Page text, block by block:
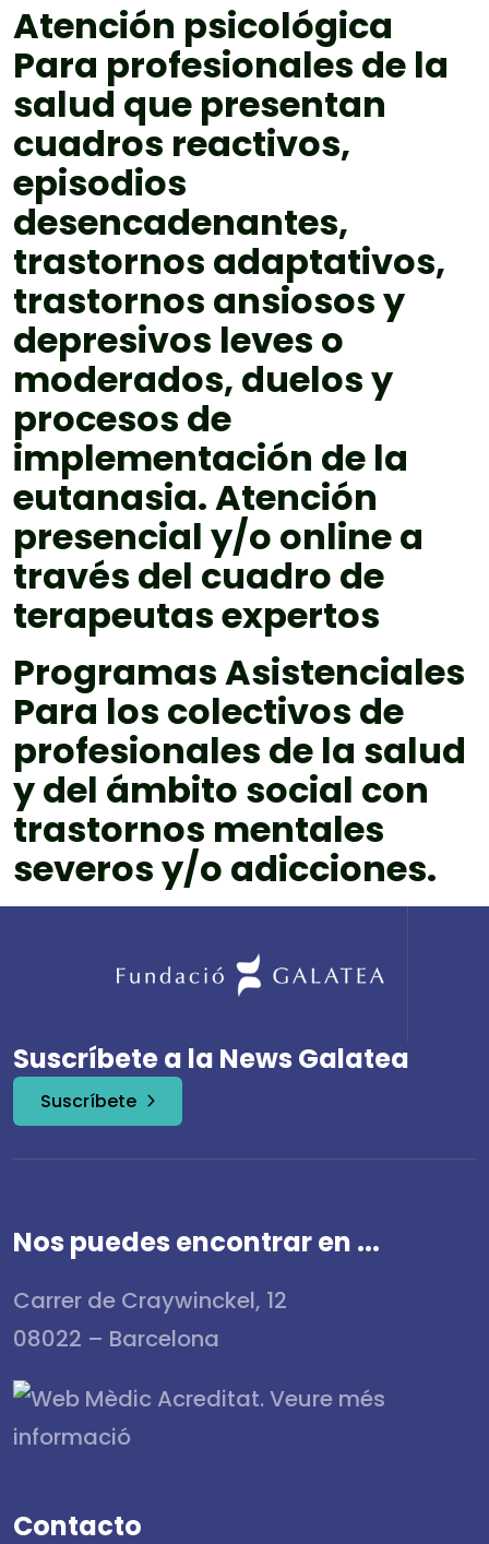
Atención psicológica
Para profesionales de la
salud que presentan
cuadros reactivos,
episodios
desencadenantes,
trastornos adaptativos,
trastornos ansiosos y
depresivos leves o
moderados, duelos y
procesos de
implementación de la
eutanasia. Atención
presencial y/o online a
través del cuadro de
terapeutas expertos
Programas Asistenciales
Para los colectivos de
profesionales de la salud
y del ámbito social con
trastornos mentales
severos y/o adicciones.
Suscríbete a la News Galatea
Suscríbete
Nos puedes encontrar en ...
Carrer de Craywinckel, 12
08022 – Barcelona
Contacto